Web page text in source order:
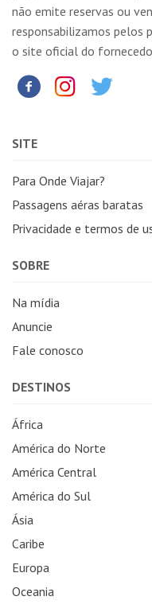
não emite reservas ou
responsabilizamos pelos
o site oficial do
SITE
Para Onde Viajar?
Passagens aéras baratas
Privacidade e termos de
SOBRE
Na mídia
Anuncie
Fale conosco
DESTINOS
África
América do Norte
América Central
América do Sul
Ásia
Caribe
Europa
Oceania